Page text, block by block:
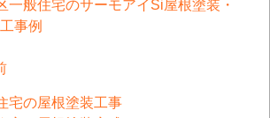
一般住宅のサーモアイSi屋根塗装・
事例
宅の屋根塗装工事